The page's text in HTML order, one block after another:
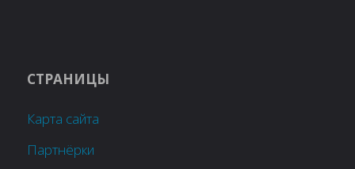
СТРАНИЦЫ
Карта сайта
Партнёрки